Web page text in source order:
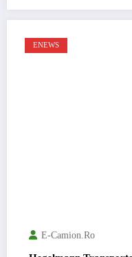
ENEWS
E-Camion.ro